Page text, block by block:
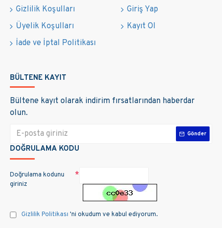
Gizlilik Koşulları
Üyelik Koşulları
İade ve İptal Politikası
Giriş Yap
Kayıt Ol
BÜLTENE KAYIT
Bültene kayıt olarak indirim fırsatlarından haberdar
olun.
Gönder
DOĞRULAMA KODU
Doğrulama kodunu
giriniz
Gizlilik Politikası 'ni okudum ve kabul ediyorum.